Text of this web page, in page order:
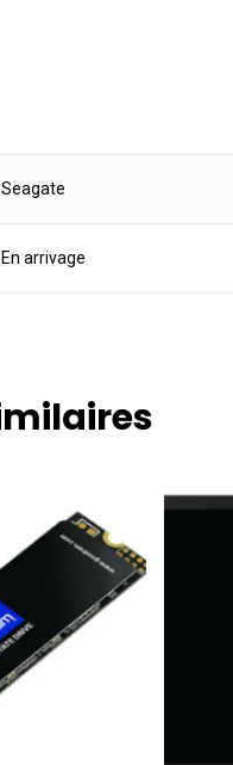
Seagate
En arrivage